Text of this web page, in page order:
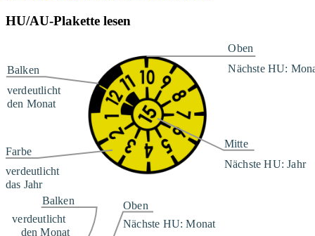
HU/AU-Plakette lesen